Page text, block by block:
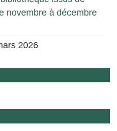
novembre à décembre
2026